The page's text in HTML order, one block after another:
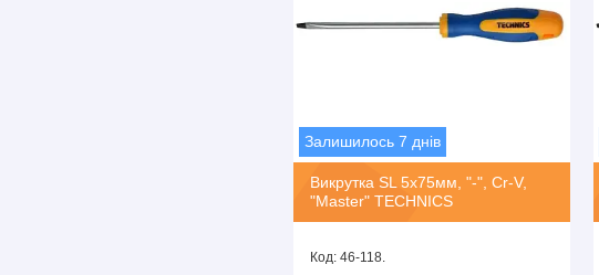
Залишилось 7 днів
Викрутка SL 5х75мм, "-", Cr-V,
"Master" TECHNICS
46-118.